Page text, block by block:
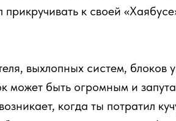
к своей
выхлопных систем, блоков
может быть огромным и
когда ты потратил